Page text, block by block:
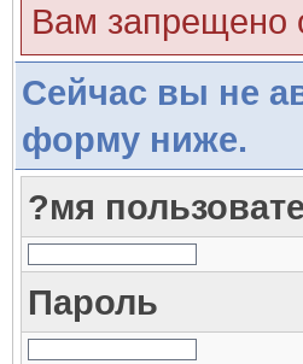
Вам запрещено
Сейчас вы не
форму ниже.
?мя
Пароль